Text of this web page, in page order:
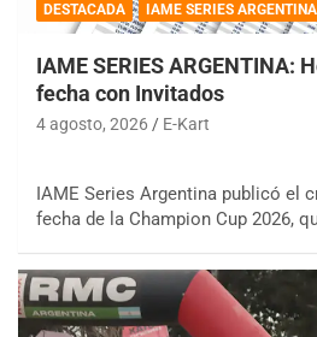
DESTACADA IAME SERIES ARGENTINA
IAME SERIES ARGENTINA:
fecha con Invitados
4 agosto, 2026 E-Kart
IAME Series Argentina publicó el
fecha de la Champion Cup 2026,